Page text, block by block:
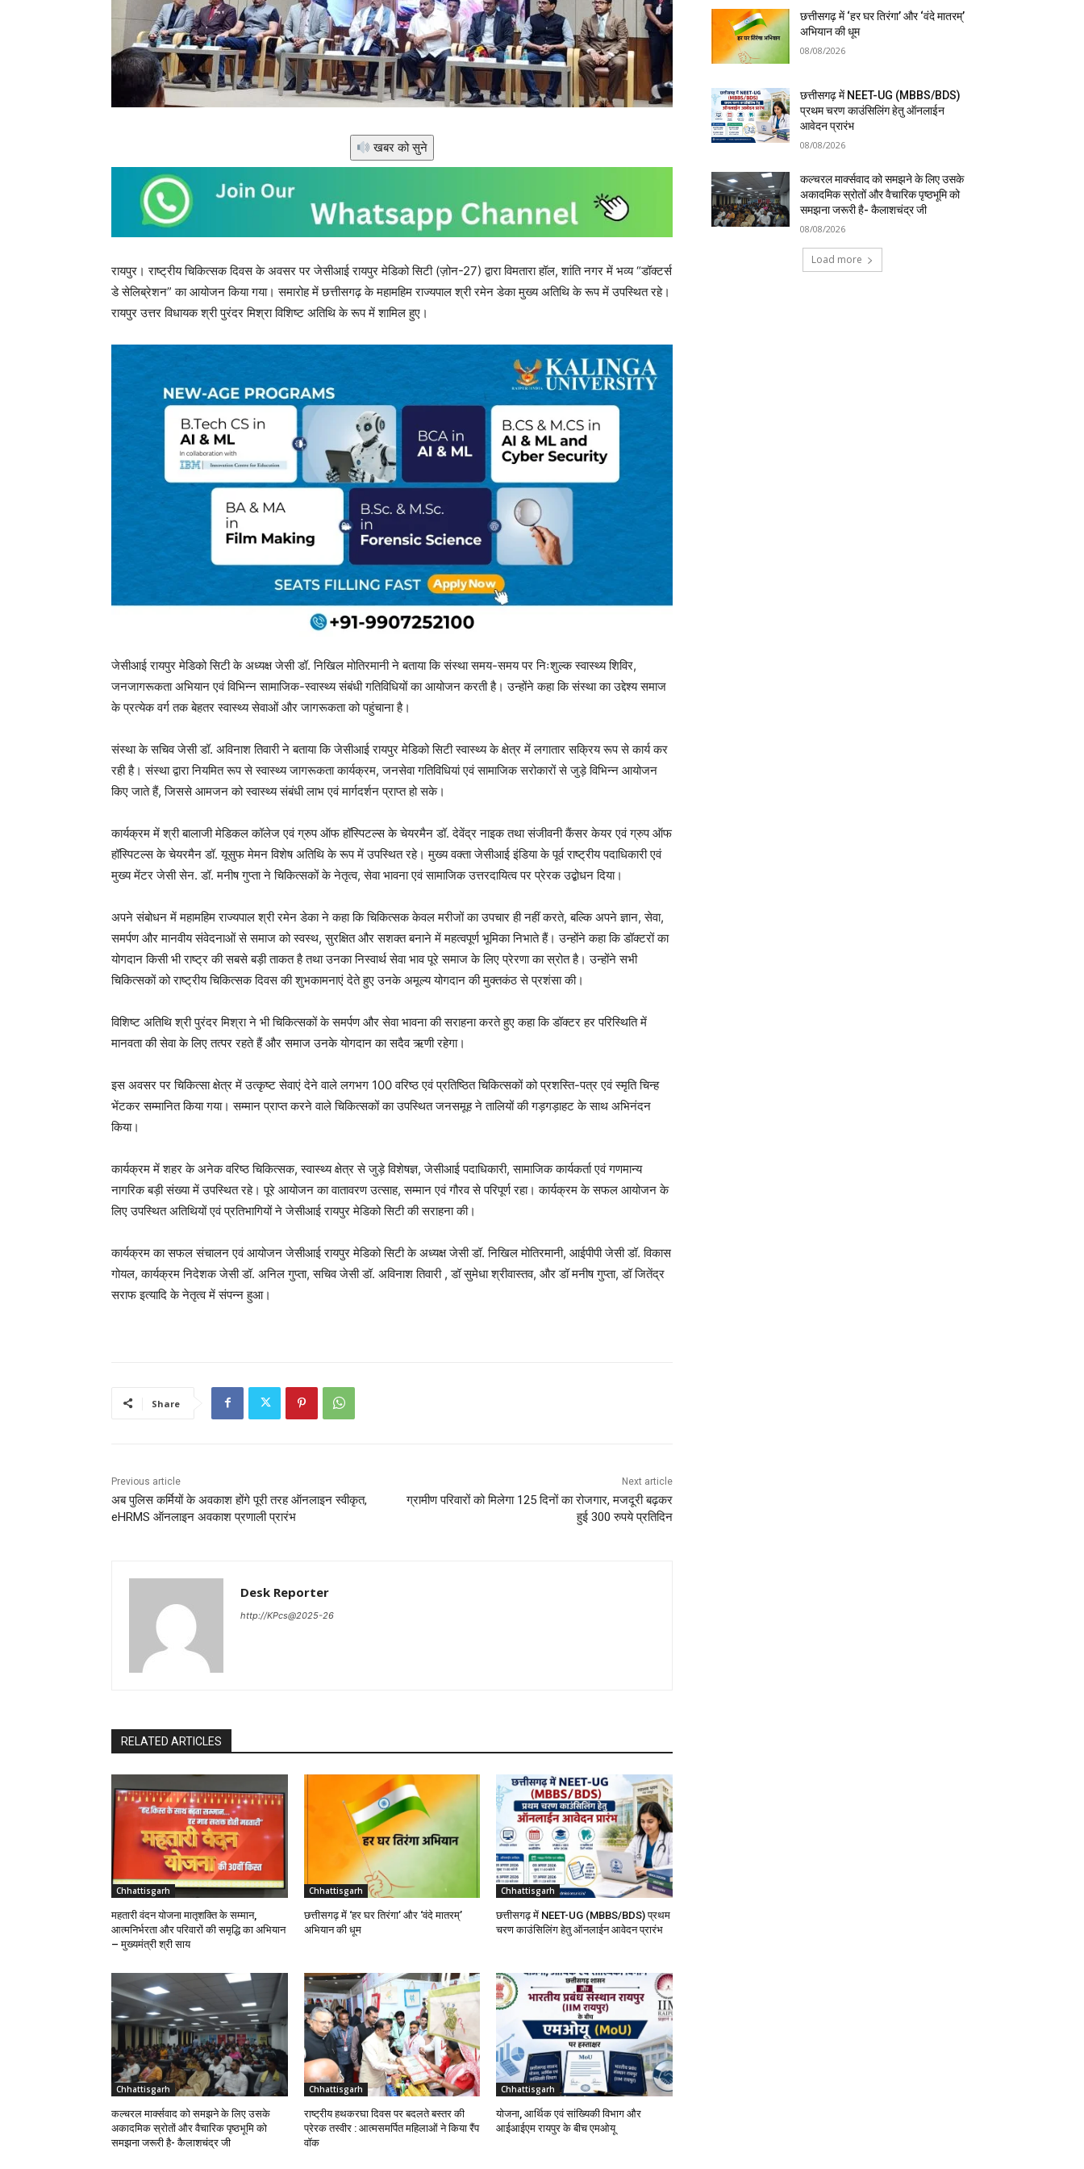
खबर को सुने
रायपुर। राष्ट्रीय चिकित्सक दिवस के अवसर पर जेसीआई रायपुर मेडिको सिटी (ज़ोन-27) द्वारा विमतारा हॉल, शांति नगर में भव्य “डॉक्टर्स
डे सेलिब्रेशन” का आयोजन किया गया। समारोह में छत्तीसगढ़ के महामहिम राज्यपाल श्री रमेन डेका मुख्य अतिथि के रूप में उपस्थित रहे।
रायपुर उत्तर विधायक श्री पुरंदर मिश्रा विशिष्ट अतिथि के रूप में शामिल हुए।
जेसीआई रायपुर मेडिको सिटी के अध्यक्ष जेसी डॉ. निखिल मोतिरमानी ने बताया कि संस्था समय-समय पर निःशुल्क स्वास्थ्य शिविर,
जनजागरूकता अभियान एवं विभिन्न सामाजिक-स्वास्थ्य संबंधी गतिविधियों का आयोजन करती है। उन्होंने कहा कि संस्था का उद्देश्य समाज
के प्रत्येक वर्ग तक बेहतर स्वास्थ्य सेवाओं और जागरूकता को पहुंचाना है।
संस्था के सचिव जेसी डॉ. अविनाश तिवारी ने बताया कि जेसीआई रायपुर मेडिको सिटी स्वास्थ्य के क्षेत्र में लगातार सक्रिय रूप से कार्य कर
रही है। संस्था द्वारा नियमित रूप से स्वास्थ्य जागरूकता कार्यक्रम, जनसेवा गतिविधियां एवं सामाजिक सरोकारों से जुड़े विभिन्न आयोजन
किए जाते हैं, जिससे आमजन को स्वास्थ्य संबंधी लाभ एवं मार्गदर्शन प्राप्त हो सके।
कार्यक्रम में श्री बालाजी मेडिकल कॉलेज एवं ग्रुप ऑफ हॉस्पिटल्स के चेयरमैन डॉ. देवेंद्र नाइक तथा संजीवनी कैंसर केयर एवं ग्रुप ऑफ
हॉस्पिटल्स के चेयरमैन डॉ. यूसुफ मेमन विशेष अतिथि के रूप में उपस्थित रहे। मुख्य वक्ता जेसीआई इंडिया के पूर्व राष्ट्रीय पदाधिकारी एवं
मुख्य मेंटर जेसी सेन. डॉ. मनीष गुप्ता ने चिकित्सकों के नेतृत्व, सेवा भावना एवं सामाजिक उत्तरदायित्व पर प्रेरक उद्बोधन दिया।
अपने संबोधन में महामहिम राज्यपाल श्री रमेन डेका ने कहा कि चिकित्सक केवल मरीजों का उपचार ही नहीं करते, बल्कि अपने ज्ञान, सेवा,
समर्पण और मानवीय संवेदनाओं से समाज को स्वस्थ, सुरक्षित और सशक्त बनाने में महत्वपूर्ण भूमिका निभाते हैं। उन्होंने कहा कि डॉक्टरों का
योगदान किसी भी राष्ट्र की सबसे बड़ी ताकत है तथा उनका निस्वार्थ सेवा भाव पूरे समाज के लिए प्रेरणा का स्रोत है। उन्होंने सभी
चिकित्सकों को राष्ट्रीय चिकित्सक दिवस की शुभकामनाएं देते हुए उनके अमूल्य योगदान की मुक्तकंठ से प्रशंसा की।
विशिष्ट अतिथि श्री पुरंदर मिश्रा ने भी चिकित्सकों के समर्पण और सेवा भावना की सराहना करते हुए कहा कि डॉक्टर हर परिस्थिति में
मानवता की सेवा के लिए तत्पर रहते हैं और समाज उनके योगदान का सदैव ऋणी रहेगा।
इस अवसर पर चिकित्सा क्षेत्र में उत्कृष्ट सेवाएं देने वाले लगभग 100 वरिष्ठ एवं प्रतिष्ठित चिकित्सकों को प्रशस्ति-पत्र एवं स्मृति चिन्ह
भेंटकर सम्मानित किया गया। सम्मान प्राप्त करने वाले चिकित्सकों का उपस्थित जनसमूह ने तालियों की गड़गड़ाहट के साथ अभिनंदन
किया।
कार्यक्रम में शहर के अनेक वरिष्ठ चिकित्सक, स्वास्थ्य क्षेत्र से जुड़े विशेषज्ञ, जेसीआई पदाधिकारी, सामाजिक कार्यकर्ता एवं गणमान्य
नागरिक बड़ी संख्या में उपस्थित रहे। पूरे आयोजन का वातावरण उत्साह, सम्मान एवं गौरव से परिपूर्ण रहा। कार्यक्रम के सफल आयोजन के
लिए उपस्थित अतिथियों एवं प्रतिभागियों ने जेसीआई रायपुर मेडिको सिटी की सराहना की।
कार्यक्रम का सफल संचालन एवं आयोजन जेसीआई रायपुर मेडिको सिटी के अध्यक्ष जेसी डॉ. निखिल मोतिरमानी, आईपीपी जेसी डॉ. विकास
गोयल, कार्यक्रम निदेशक जेसी डॉ. अनिल गुप्ता, सचिव जेसी डॉ. अविनाश तिवारी , डॉ सुमेधा श्रीवास्तव, और डॉ मनीष गुप्ता, डॉ जितेंद्र
सराफ इत्यादि के नेतृत्व में संपन्न हुआ।
Share
Previous article
अब पुलिस कर्मियों के अवकाश होंगे पूरी तरह ऑनलाइन स्वीकृत,
eHRMS ऑनलाइन अवकाश प्रणाली प्रारंभ
Next article
ग्रामीण परिवारों को मिलेगा 125 दिनों का रोजगार, मजदूरी बढ़कर
हुई 300 रुपये प्रतिदिन
Desk Reporter
http://KPcs@2025-26
RELATED ARTICLES
Chhattisgarh
महतारी वंदन योजना मातृशक्ति के सम्मान,
आत्मनिर्भरता और परिवारों की समृद्धि का अभियान
– मुख्यमंत्री श्री साय
Chhattisgarh
छत्तीसगढ़ में ‘हर घर तिरंगा’ और ‘वंदे मातरम्’
अभियान की धूम
Chhattisgarh
छत्तीसगढ़ में NEET-UG (MBBS/BDS) प्रथम
चरण काउंसिलिंग हेतु ऑनलाईन आवेदन प्रारंभ
Chhattisgarh
कल्चरल मार्क्सवाद को समझने के लिए उसके
अकादमिक स्रोतों और वैचारिक पृष्ठभूमि को
समझना जरूरी है- कैलाशचंद्र जी
Chhattisgarh
राष्ट्रीय हथकरघा दिवस पर बदलते बस्तर की
प्रेरक तस्वीर : आत्मसमर्पित महिलाओं ने किया रैंप
वॉक
Chhattisgarh
योजना, आर्थिक एवं सांख्यिकी विभाग और
आईआईएम रायपुर के बीच एमओयू
छत्तीसगढ़ में ‘हर घर तिरंगा’ और ‘वंदे मातरम्’
अभियान की धूम
08/08/2026
छत्तीसगढ़ में NEET-UG (MBBS/BDS)
प्रथम चरण काउंसिलिंग हेतु ऑनलाईन
आवेदन प्रारंभ
08/08/2026
कल्चरल मार्क्सवाद को समझने के लिए उसके
अकादमिक स्रोतों और वैचारिक पृष्ठभूमि को
समझना जरूरी है- कैलाशचंद्र जी
08/08/2026
Load more